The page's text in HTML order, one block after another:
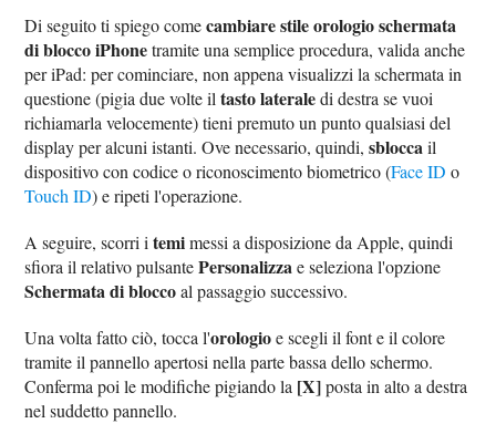
Di seguito ti spiego comecambiare stile orologio schermata
di blocco iPhonetramite una semplice procedura, valida anche
per iPad: per cominciare, non appena visualizzi la schermata in
questione (pigia due volte iltasto lateraledi destra se vuoi
richiamarla velocemente) tieni premuto un punto qualsiasi del
display per alcuni istanti. Ove necessario, quindi,sbloccail
dispositivo con codice o riconoscimento biometrico (Face ID o
Touch ID) e ripeti l'operazione.
A seguire, scorri itemimessi a disposizione da Apple, quindi
sfiora il relativo pulsantePersonalizzae seleziona l'opzione
Schermata di bloccoal passaggio successivo.
Una volta fatto ciò, tocca l'orologioe scegli il font e il colore
tramite il pannello apertosi nella parte bassa dello schermo.
Conferma poi le modifiche pigiando la [X]posta in alto a destra
nel suddetto pannello.